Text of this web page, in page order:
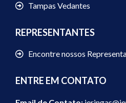
Tampas Vedantes
REPRESENTANTES
Encontre nossos
ENTRE EM CONTATO